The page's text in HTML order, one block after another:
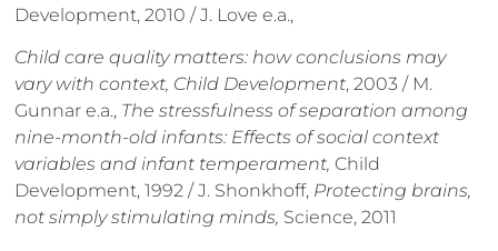
Development, 2010 / J. Love e.a.,
Child care quality matters: how conclusions may
vary with context, Child Development, 2003 / M.
Gunnar e.a., The stressfulness of separation among
nine-month-old infants: Effects of social context
variables and infant temperament, Child
Development, 1992 / J. Shonkhoff, Protecting brains,
not simply stimulating minds, Science, 2011